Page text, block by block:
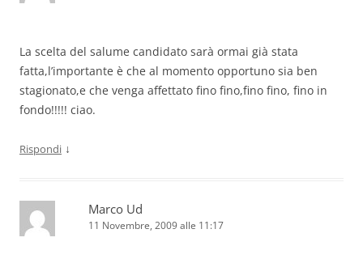
La scelta del salume candidato sarà ormai già stata
fatta,l’importante è che al momento opportuno sia ben
stagionato,e che venga affettato fino fino,fino fino, fino in
fondo!!!!! ciao.
Rispondi ↓
Marco Ud
11 Novembre, 2009 alle 11:17